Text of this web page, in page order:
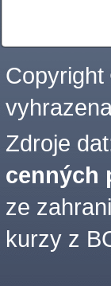
Zdroje
cenných
ze
kurzy z